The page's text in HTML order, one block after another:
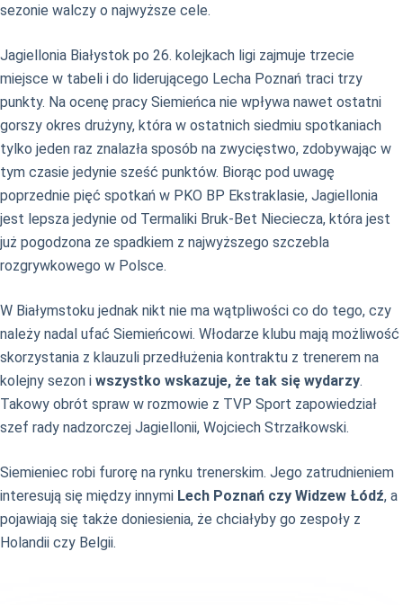
sezonie walczy o najwyższe cele.
Jagiellonia Białystok po 26. kolejkach ligi zajmuje trzecie
miejsce w tabeli i do liderującego Lecha Poznań traci trzy
punkty. Na ocenę pracy Siemieńca nie wpływa nawet ostatni
gorszy okres drużyny, która w ostatnich siedmiu spotkaniach
tylko jeden raz znalazła sposób na zwycięstwo, zdobywając w
tym czasie jedynie sześć punktów. Biorąc pod uwagę
poprzednie pięć spotkań w PKO BP Ekstraklasie, Jagiellonia
jest lepsza jedynie od Termaliki Bruk-Bet Nieciecza, która jest
już pogodzona ze spadkiem z najwyższego szczebla
rozgrywkowego w Polsce.
W Białymstoku jednak nikt nie ma wątpliwości co do tego, czy
należy nadal ufać Siemieńcowi. Włodarze klubu mają możliwość
skorzystania z klauzuli przedłużenia kontraktu z trenerem na
kolejny sezon i wszystko wskazuje, że tak się wydarzy.
Takowy obrót spraw w rozmowie z TVP Sport zapowiedział
szef rady nadzorczej Jagiellonii, Wojciech Strzałkowski.
Siemieniec robi furorę na rynku trenerskim. Jego zatrudnieniem
interesują się między innymi Lech Poznań czy Widzew Łódź, a
pojawiają się także doniesienia, że chciałyby go zespoły z
Holandii czy Belgii.